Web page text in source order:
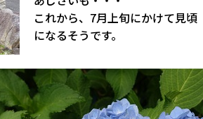
これから、7月上旬にかけて見頃
になるそうです。